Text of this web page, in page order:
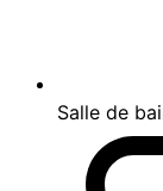
Salle de